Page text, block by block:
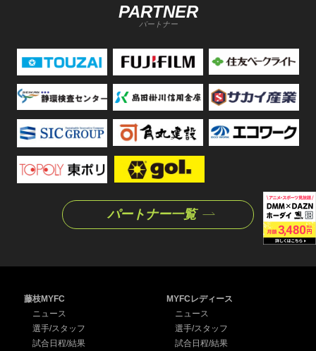
PARTNER
パートナー
パートナー一覧
藤枝MYFC
ニュース
選手/スタッフ
試合日程/結果
MYFCレディース
ニュース
選手/スタッフ
試合日程/結果